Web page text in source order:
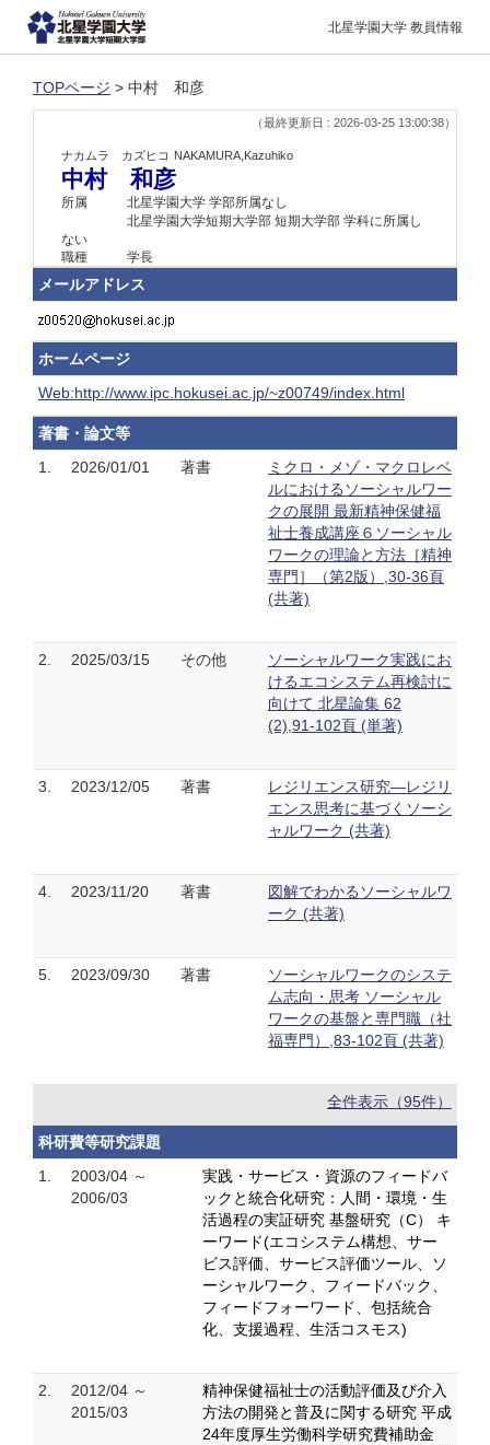
北星学園大学 教員情報
TOPページ > 中村 和彦
（最終更新日 : 2026-03-25 13:00:38）
ナカムラ カズヒコ NAKAMURA,Kazuhiko
中村 和彦
所属
北星学園大学 学部所属なし
北星学園大学短期大学部 短期大学部 学科に所属し
ない
職種
学長
メールアドレス
ホームページ
Web:http://www.ipc.hokusei.ac.jp/~z00749/index.html
著書・論文等
1.
2026/01/01 著書
ミクロ・メゾ・マクロレベ
ルにおけるソーシャルワー
クの展開 最新精神保健福
祉士養成講座６ソーシャル
ワークの理論と方法［精神
専門］（第2版）,30-36頁
(共著)
2. 2025/03/15 その他
ソーシャルワーク実践にお
けるエコシステム再検討に
向けて 北星論集 62
(2),91-102頁 (単著)
3. 2023/12/05 著書
レジリエンス研究―レジリ
エンス思考に基づくソーシ
ャルワーク (共著)
4. 2023/11/20 著書
図解でわかるソーシャルワ
ーク (共著)
5. 2023/09/30 著書
ソーシャルワークのシステ
ム志向・思考 ソーシャル
ワークの基盤と専門職（社
福専門）,83-102頁 (共著)
全件表示（95件）
科研費等研究課題
1.
2003/04 ～
2006/03
実践・サービス・資源のフィードバ
ックと統合化研究：人間・環境・生
活過程の実証研究 基盤研究（C） キ
ーワード(エコシステム構想、サー
ビス評価、サービス評価ツール、ソ
ーシャルワーク、フィードバック、
フィードフォーワード、包括統合
化、支援過程、生活コスモス)
2.
2012/04 ～
2015/03
精神保健福祉士の活動評価及び介入
方法の開発と普及に関する研究 平成
24年度厚生労働科学研究費補助金